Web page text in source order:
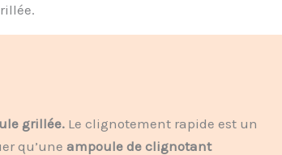
grillée. Le clignotement rapide est un
qu’une ampoule de clignotant